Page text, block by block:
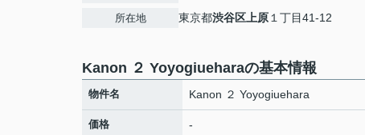
所在地 東京都渋谷区 上原 １丁目41-12
Kanon ２ Yoyogiueharaの基本情報
物件名 Kanon ２ Yoyogiuehara
価格 -